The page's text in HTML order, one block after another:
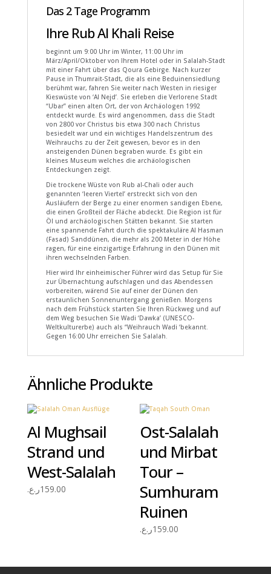
Das 2 Tage Programm
Ihre Rub Al Khali Reise
beginnt um 9:00 Uhr im Winter, 11:00 Uhr im
März/April/Oktober von Ihrem Hotel oder in Salalah-Stadt
mit einer Fahrt über das Qoura Gebirge. Nach kurzer
Pause in Thumrait-Stadt, die als eine Beduinensiedlung
berühmt war, fahren Sie weiter nach Westen in riesiger
Kieswüste von ‘Al Nejd’. Sie erleben die Verlorene Stadt
“Ubar” einen alten Ort, der von Archäologen 1992
entdeckt wurde. Es wird angenommen, dass die Stadt
von 2800 vor Christus bis etwa 300 nach Christus
besiedelt war und ein wichtiges Handelszentrum des
Weihrauchs zu der Zeit gewesen, bevor es in den
ansteigenden Dünen begraben wurde. Es gibt ein
kleines Museum welches die archäologischen
Entdeckungen zeigt.
Die trockene Wüste von Rub al-Chali oder auch
genannten ‘leeren Viertel’ erstreckt sich von den
Ausläufern der Berge zu einer enormen sandigen Ebene,
die einen Großteil der Fläche abdeckt. Die Region ist für
Öl und archäologischen Stätten bekannt. Sie starten
eine spannende Fahrt durch die spektakuläre Al Hasman
(Fasad) Sanddünen, die mehr als 200 Meter in der Höhe
ragen, für eine einzigartige Erfahrung in den Dünen mit
ihren wechselnden Farben.
Hier wird Ihr einheimischer Führer wird das Setup für Sie
zur Übernachtung aufschlagen und das Abendessen
vorbereiten, wärend Sie auf einer der Dünen den
erstaunlichen Sonnenuntergang genießen. Morgens
nach dem Frühstück starten Sie Ihren Rückweg und auf
dem Weg besuchen Sie Wadi ‘Dawka’ (UNESCO-
Weltkulturerbe) auch als “Weihrauch Wadi ‘bekannt.
Gegen 16:00 Uhr erreichen Sie Salalah.
Ähnliche Produkte
Al Mughsail
Strand und
West-Salalah
159.00ر.ع.
Ost-Salalah
und Mirbat
Tour –
Sumhuram
Ruinen
159.00ر.ع.